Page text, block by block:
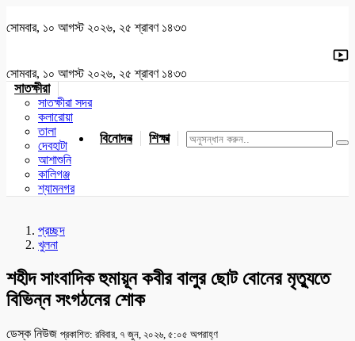
সোমবার, ১০ আগস্ট ২০২৬, ২৫ শ্রাবণ ১৪৩৩
সোমবার, ১০ আগস্ট ২০২৬, ২৫ শ্রাবণ ১৪৩৩
সাতক্ষীরা
সাতক্ষীরা সদর
কলারোয়া
তালা
দেবহাটা
আশাশুনি
কালিগঞ্জ
শ্যামনগর
বিনোদন শিক্ষা খেলাধুলা জাতীয় যশোর
প্রচ্ছদ
খুলনা
শহীদ সাংবাদিক হুমায়ূন কবীর বালুর ছোট বোনের মৃত্যুতে
বিভিন্ন সংগঠনের শোক
ডেস্ক নিউজ প্রকাশিত: রবিবার, ৭ জুন, ২০২৬, ৫:০৫ অপরাহ্ণ